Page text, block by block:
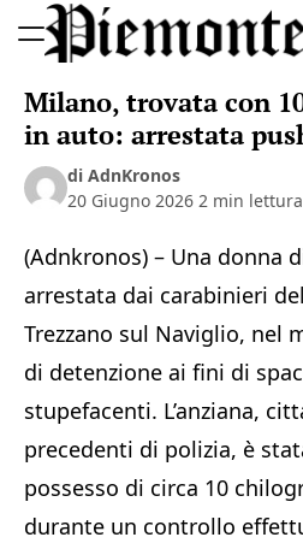
to
Sport
Milano, trovata con
in auto: arrestata
di AdnKronos
20 Giugno 2026 2 min lettura
(Adnkronos) – Una donna
arrestata dai carabinieri
Trezzano sul Naviglio, nel
di detenzione ai fini di
stupefacenti. L’anziana,
precedenti di polizia, è
possesso di circa 10
durante un controllo